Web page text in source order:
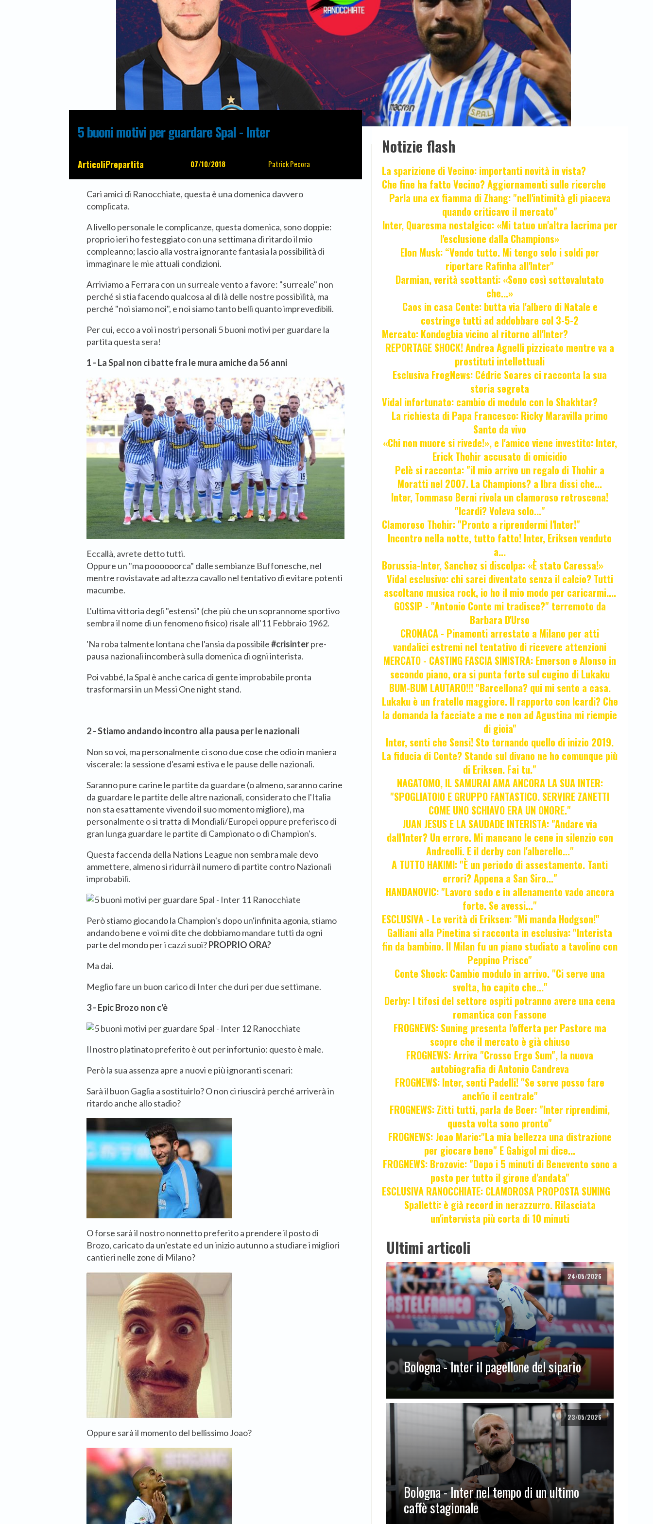
5 buoni motivi per guardare Spal - Inter
ArticoliPrepartita 07/10/2018 Patrick Pecora
Cari amici di Ranocchiate, questa è una domenica davvero
complicata.
A livello personale le complicanze, questa domenica, sono doppie:
proprio ieri ho festeggiato con una settimana di ritardo il mio
compleanno; lascio alla vostra ignorante fantasia la possibilità di
immaginare le mie attuali condizioni.
Arriviamo a Ferrara con un surreale vento a favore: "surreale" non
perché si stia facendo qualcosa al di là delle nostre possibilità, ma
perché "noi siamo noi", e noi siamo tanto belli quanto imprevedibili.
Per cui, ecco a voi i nostri personali 5 buoni motivi per guardare la
partita questa sera!
1 - La Spal non ci batte fra le mura amiche da 56 anni
Eccallà, avrete detto tutti.
Oppure un "ma poooooorca" dalle sembianze Buffonesche, nel
mentre rovistavate ad altezza cavallo nel tentativo di evitare potenti
macumbe.
L'ultima vittoria degli "estensi" (che più che un soprannome sportivo
sembra il nome di un fenomeno fisico) risale all'11 Febbraio 1962.
'Na roba talmente lontana che l'ansia da possibile#crisinterpre-
pausa nazionali incomberà sulla domenica di ogni interista.
Poi vabbé, la Spal è anche carica di gente improbabile pronta
trasformarsi in un Messi One night stand.
2 - Stiamo andando incontro alla pausa per le nazionali
Non so voi, ma personalmente ci sono due cose che odio in maniera
viscerale: la sessione d'esami estiva e le pause delle nazionali.
Saranno pure carine le partite da guardare (o almeno, saranno carine
da guardare le partite delle altre nazionali, considerato che l'Italia
non sta esattamente vivendo il suo momento migliore), ma
personalmente o si tratta di Mondiali/Europei oppure preferisco di
gran lunga guardare le partite di Campionato o di Champion's.
Questa faccenda della Nations League non sembra male devo
ammettere, almeno si ridurrà il numero di partite contro Nazionali
improbabili.
Però stiamo giocando la Champion's dopo un'infinita agonia, stiamo
andando bene e voi mi dite che dobbiamo mandare tutti da ogni
parte del mondo per i cazzi suoi?PROPRIO ORA?
Ma dai.
Meglio fare un buon carico di Inter che duri per due settimane.
3 - Epic Brozo non c'è
Il nostro platinato preferito è out per infortunio: questo è male.
Però la sua assenza apre a nuovi e più ignoranti scenari:
Sarà il buon Gaglia a sostituirlo? O non ci riuscirà perché arriverà in
ritardo anche allo stadio?
O forse sarà il nostro nonnetto preferito a prendere il posto di
Brozo, caricato da un'estate ed un inizio autunno a studiare i migliori
cantieri nelle zone di Milano?
Oppure sarà il momento del bellissimo Joao?
Notizie flash
La sparizione di Vecino: importanti novità in vista?
Che fine ha fatto Vecino? Aggiornamenti sulle ricerche
Parla una ex fiamma di Zhang: "nell'intimità gli piaceva
quando criticavo il mercato"
Inter, Quaresma nostalgico: «Mi tatuo un'altra lacrima per
l'esclusione dalla Champions»
Elon Musk: “Vendo tutto. Mi tengo solo i soldi per
riportare Rafinha all'Inter"
Darmian, verità scottanti: «Sono così sottovalutato
che...»
Caos in casa Conte: butta via l'albero di Natale e
costringe tutti ad addobbare col 3-5-2
Mercato: Kondogbia vicino al ritorno all'Inter?
REPORTAGE SHOCK! Andrea Agnelli pizzicato mentre va a
prostituti intellettuali
Esclusiva FrogNews: Cédric Soares ci racconta la sua
storia segreta
Vidal infortunato: cambio di modulo con lo Shakhtar?
La richiesta di Papa Francesco: Ricky Maravilla primo
Santo da vivo
«Chi non muore si rivede!», e l'amico viene investito: Inter,
Erick Thohir accusato di omicidio
Pelè si racconta: "il mio arrivo un regalo di Thohir a
Moratti nel 2007. La Champions? a Ibra dissi che...
Inter, Tommaso Berni rivela un clamoroso retroscena!
"Icardi? Voleva solo..."
Clamoroso Thohir: "Pronto a riprendermi l'Inter!"
Incontro nella notte, tutto fatto! Inter, Eriksen venduto
a...
Borussia-Inter, Sanchez si discolpa: «È stato Caressa!»
Vidal esclusivo: chi sarei diventato senza il calcio? Tutti
ascoltano musica rock, io ho il mio modo per caricarmi....
GOSSIP - "Antonio Conte mi tradisce?" terremoto da
Barbara D'Urso
CRONACA - Pinamonti arrestato a Milano per atti
vandalici estremi nel tentativo di ricevere attenzioni
MERCATO - CASTING FASCIA SINISTRA: Emerson e Alonso in
secondo piano, ora si punta forte sul cugino di Lukaku
BUM-BUM LAUTARO!!! "Barcellona? qui mi sento a casa.
Lukaku è un fratello maggiore. Il rapporto con Icardi? Che
la domanda la facciate a me e non ad Agustina mi riempie
di gioia"
Inter, senti che Sensi! Sto tornando quello di inizio 2019.
La fiducia di Conte? Stando sul divano ne ho comunque più
di Eriksen. Fai tu."
NAGATOMO, IL SAMURAI AMA ANCORA LA SUA INTER:
"SPOGLIATOIO E GRUPPO FANTASTICO. SERVIRE ZANETTI
COME UNO SCHIAVO ERA UN ONORE."
JUAN JESUS E LA SAUDADE INTERISTA: "Andare via
dall'Inter? Un errore. Mi mancano le cene in silenzio con
Andreolli. E il derby con l'alberello..."
A TUTTO HAKIMI: "È un periodo di assestamento. Tanti
errori? Appena a San Siro..."
HANDANOVIC: "Lavoro sodo e in allenamento vado ancora
forte. Se avessi..."
ESCLUSIVA - Le verità di Eriksen: "Mi manda Hodgson!"
Galliani alla Pinetina si racconta in esclusiva: "Interista
fin da bambino. Il Milan fu un piano studiato a tavolino con
Peppino Prisco"
Conte Shock: Cambio modulo in arrivo. "Ci serve una
svolta, ho capito che..."
Derby: I tifosi del settore ospiti potranno avere una cena
romantica con Fassone
FROGNEWS: Suning presenta l'offerta per Pastore ma
scopre che il mercato è già chiuso
FROGNEWS: Arriva "Crosso Ergo Sum", la nuova
autobiografia di Antonio Candreva
FROGNEWS: Inter, senti Padelli! "Se serve posso fare
anch'io il centrale"
FROGNEWS: Zitti tutti, parla de Boer: "Inter riprendimi,
questa volta sono pronto"
FROGNEWS: Joao Mario:"La mia bellezza una distrazione
per giocare bene" E Gabigol mi dice...
FROGNEWS: Brozovic: "Dopo i 5 minuti di Benevento sono a
posto per tutto il girone d'andata"
ESCLUSIVA RANOCCHIATE: CLAMOROSA PROPOSTA SUNING
Spalletti: è già record in nerazzurro. Rilasciata
un'intervista più corta di 10 minuti
Ultimi articoli
24/05/2026
Bologna - Inter il pagellone del sipario
23/05/2026
Bologna - Inter nel tempo di un ultimo
caffè stagionale